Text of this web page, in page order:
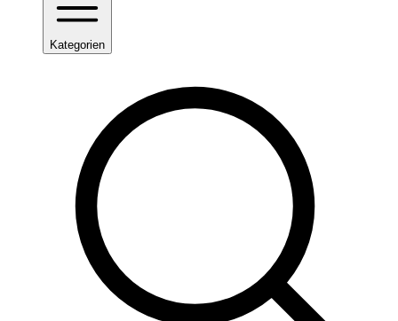
Kategorien